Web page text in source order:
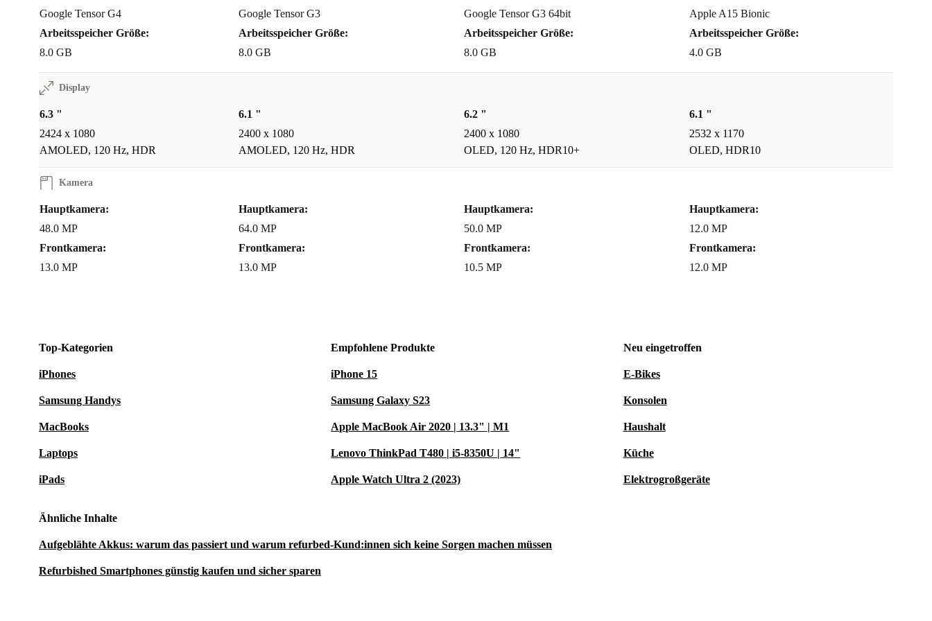
und voll funktionsfähig. Du erhältst mindestens 12 Monate Garantie
und hast ein 30-tägiges, kostenloses Rückgaberecht – risikofrei
testen und überzeugen lassen.
Was bedeutet ein refurbished Gerät für die Umwelt?
Mit einem generalüberholten Smartphone von refurbed reduzierst
du Elektroschrott und sparst wertvolle Ressourcen. Gemeinsam
machen wir Technik nachhaltiger und schonen die Umwelt – ohne
auf Qualität zu verzichten.
Mindestens 12 Monate Garantie inklusive
30 Tage kostenlos testen und zurückgeben
Google Tensor G4
Arbeitsspeicher Größe:
8.0 GB
Google Tensor G3
Arbeitsspeicher Größe:
8.0 GB
Google Tensor G3 64bit
Arbeitsspeicher Größe:
8.0 GB
Apple A15 Bionic
Arbeitsspeicher Größe:
4.0 GB
Display
6.3 "
2424 x 1080
AMOLED, 120 Hz, HDR
6.1 "
2400 x 1080
AMOLED, 120 Hz, HDR
6.2 "
2400 x 1080
OLED, 120 Hz, HDR10+
6.1 "
2532 x 1170
OLED, HDR10
Kamera
Hauptkamera:
48.0 MP
Frontkamera:
13.0 MP
Hauptkamera:
64.0 MP
Frontkamera:
13.0 MP
Hauptkamera:
50.0 MP
Frontkamera:
10.5 MP
Hauptkamera:
12.0 MP
Frontkamera:
12.0 MP
Top-Kategorien
iPhones
Samsung Handys
MacBooks
Laptops
iPads
Empfohlene Produkte
iPhone 15
Samsung Galaxy S23
Apple MacBook Air 2020 | 13.3" | M1
Lenovo ThinkPad T480 | i5-8350U | 14"
Apple Watch Ultra 2 (2023)
Neu eingetroffen
E-Bikes
Konsolen
Haushalt
Küche
Elektrogroßgeräte
Ähnliche Inhalte
Aufgeblähte Akkus: warum das passiert und warum refurbed-Kund:innen sich keine Sorgen machen müssen
Refurbished Smartphones günstig kaufen und sicher sparen